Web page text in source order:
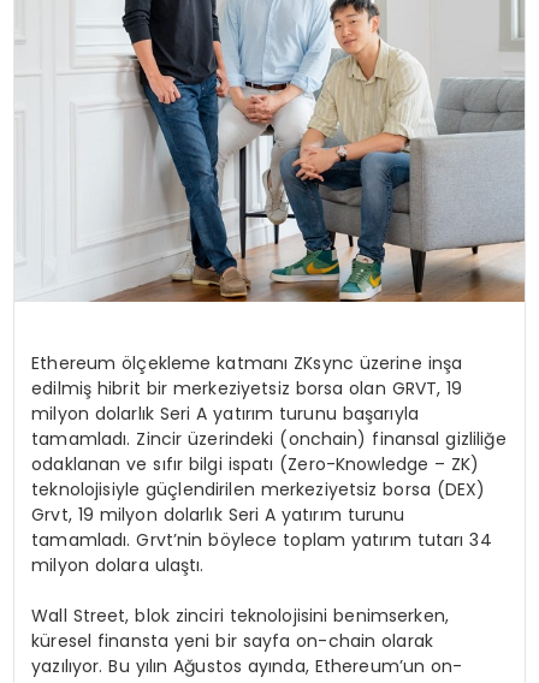
Ethereum ölçekleme katmanı ZKsync üzerine inşa
edilmiş hibrit bir merkeziyetsiz borsa olan GRVT, 19
milyon dolarlık Seri A yatırım turunu başarıyla
tamamladı. Zincir üzerindeki (onchain) finansal gizliliğe
odaklanan ve sıfır bilgi ispatı (Zero-Knowledge – ZK)
teknolojisiyle güçlendirilen merkeziyetsiz borsa (DEX)
Grvt, 19 milyon dolarlık Seri A yatırım turunu
tamamladı. Grvt’nin böylece toplam yatırım tutarı 34
milyon dolara ulaştı.
Wall Street, blok zinciri teknolojisini benimserken,
küresel finansta yeni bir sayfa on-chain olarak
yazılıyor. Bu yılın Ağustos ayında, Ethereum’un on-